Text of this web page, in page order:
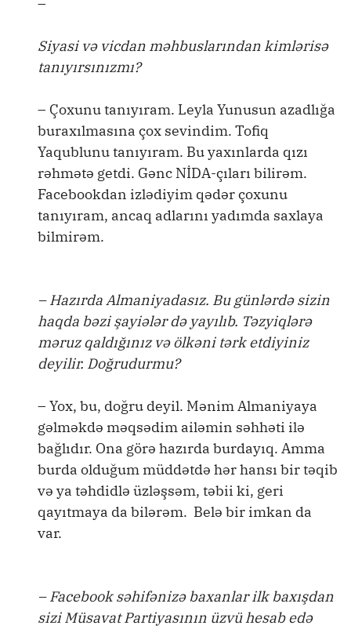
–
Siyasi və vicdan məhbuslarından kimlərisə
tanıyırsınızmı?
– Çoxunu tanıyıram. Leyla Yunusun azadlığa
buraxılmasına çox sevindim. Tofiq
Yaqublunu tanıyıram. Bu yaxınlarda qızı
rəhmətə getdi. Gənc NİDA-çıları bilirəm.
Facebookdan izlədiyim qədər çoxunu
tanıyıram, ancaq adlarını yadımda saxlaya
bilmirəm.
– Hazırda Almaniyadasız. Bu günlərdə sizin
haqda bəzi şayiələr də yayılıb. Təzyiqlərə
məruz qaldığınız və ölkəni tərk etdiyiniz
deyilir. Doğrudurmu?
– Yox, bu, doğru deyil. Mənim Almaniyaya
gəlməkdə məqsədim ailəmin səhhəti ilə
bağlıdır. Ona görə hazırda burdayıq. Amma
burda olduğum müddətdə hər hansı bir təqib
və ya təhdidlə üzləşsəm, təbii ki, geri
qayıtmaya da bilərəm. Belə bir imkan da
var.
– Facebook səhifənizə baxanlar ilk baxışdan
sizi Müsavat Partiyasının üzvü hesab edə